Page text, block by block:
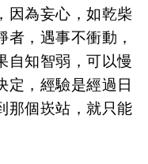
因為妄心，如乾柴
，遇事不衝動，
自知智弱，可以慢
定，經驗是經過日
那個崁站，就只能